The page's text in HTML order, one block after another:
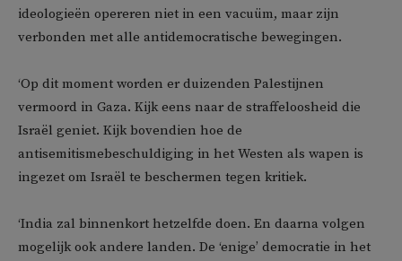
ideologieën opereren niet in een vacuüm, maar zijn
verbonden met alle antidemocratische bewegingen.
‘Op dit moment worden er duizenden Palestijnen
vermoord in Gaza. Kijk eens naar de straffeloosheid die
Israël geniet. Kijk bovendien hoe de
antisemitismebeschuldiging in het Westen als wapen is
ingezet om Israël te beschermen tegen kritiek.
‘India zal binnenkort hetzelfde doen. En daarna volgen
mogelijk ook andere landen. De ‘enige’ democratie in het